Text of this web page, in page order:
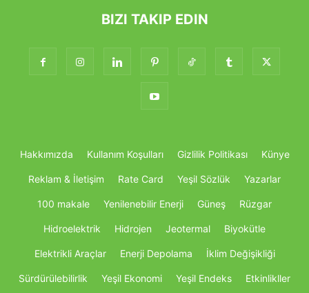
BIZI TAKIP EDIN
Hakkımızda Kullanım Koşulları Gizlilik Politikası Künye
Reklam & İletişim Rate Card Yeşil Sözlük Yazarlar
100 makale Yenilenebilir Enerji Güneş Rüzgar
Hidroelektrik Hidrojen Jeotermal Biyokütle
Elektrikli Araçlar Enerji Depolama İklim Değişikliği
Sürdürülebilirlik Yeşil Ekonomi Yeşil Endeks Etkinlikller